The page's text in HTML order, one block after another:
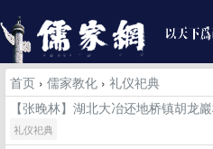
首页 › 儒家教化 › 礼仪祀典
【张晚林】湖北大冶还地桥镇胡龙
礼仪祀典